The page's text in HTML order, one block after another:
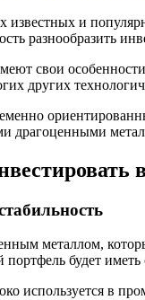
и
разнообразить
свои
других
драгоценными
металлом,
будет
используется в